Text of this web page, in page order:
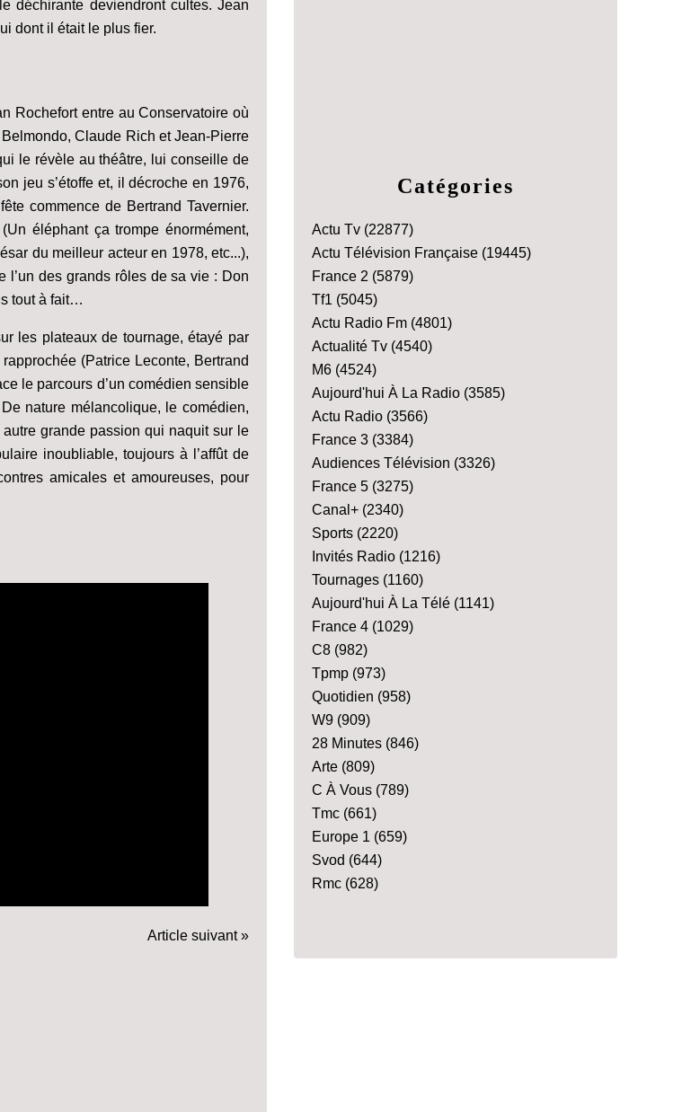
déchirante deviendront cultes. Jean
dont il était le plus fier.
Rochefort entre au Conservatoire où
Claude Rich et Jean-Pierre
le révèle au théâtre, lui conseille de
jeu s’étoffe et, il décroche en 1976,
commence de Bertrand Tavernier.
éléphant ça trompe énormément,
du meilleur acteur en 1978, etc...),
l’un des grands rôles de sa vie : Don
tout à fait…
les plateaux de tournage, étayé par
(Patrice Leconte, Bertrand
le parcours d’un comédien sensible
nature mélancolique, le comédien,
grande passion qui naquit sur le
inoubliable, toujours à l’affût de
amicales et amoureuses, pour
Article suivant »
Catégories
Actu Tv (22877)
Actu Télévision Française (19445)
France 2 (5879)
Tf1 (5045)
Actu Radio Fm (4801)
Actualité Tv (4540)
M6 (4524)
Aujourd'hui À La Radio (3585)
Actu Radio (3566)
France 3 (3384)
Audiences Télévision (3326)
France 5 (3275)
Canal+ (2340)
Sports (2220)
Invités Radio (1216)
Tournages (1160)
Aujourd'hui À La Télé (1141)
France 4 (1029)
C8 (982)
Tpmp (973)
Quotidien (958)
W9 (909)
28 Minutes (846)
Arte (809)
C À Vous (789)
Tmc (661)
Europe 1 (659)
Svod (644)
Rmc (628)